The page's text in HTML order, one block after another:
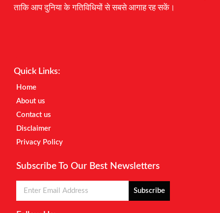
ताकि आप दुनिया के गतिविधियों से सबसे आगाह रह सकें।
Quick Links:
Home
About us
Contact us
Disclaimer
Privacy Policy
Subscribe To Our Best Newsletters
Subscribe